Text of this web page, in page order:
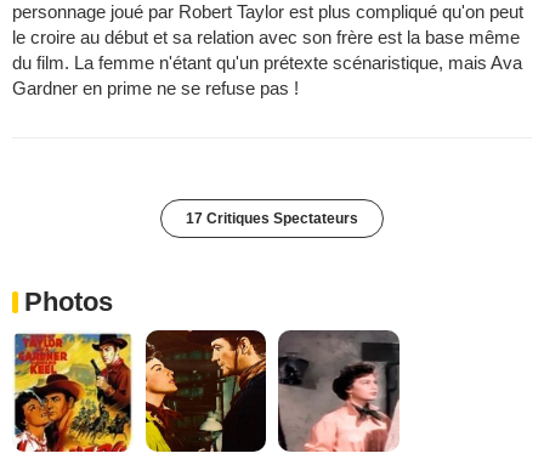
personnage joué par Robert Taylor est plus compliqué qu'on peut
le croire au début et sa relation avec son frère est la base même
du film. La femme n'étant qu'un prétexte scénaristique, mais Ava
Gardner en prime ne se refuse pas !
17 Critiques Spectateurs
Photos